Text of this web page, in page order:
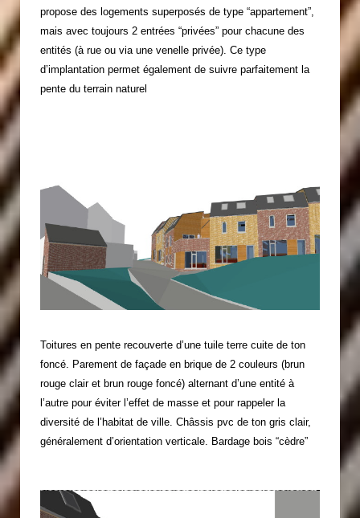
propose des logements superposés de type “appartement”,
mais avec toujours 2 entrées “privées” pour chacune des
entités (à rue ou via une venelle privée). Ce type
d’implantation permet également de suivre parfaitement la
pente du terrain naturel
Toitures en pente recouverte d’une tuile terre cuite de ton
foncé. Parement de façade en brique de 2 couleurs (brun
rouge clair et brun rouge foncé) alternant d’une entité à
l’autre pour éviter l’effet de masse et pour rappeler la
diversité de l’habitat de ville. Châssis pvc de ton gris clair,
généralement d’orientation verticale. Bardage bois “cèdre”